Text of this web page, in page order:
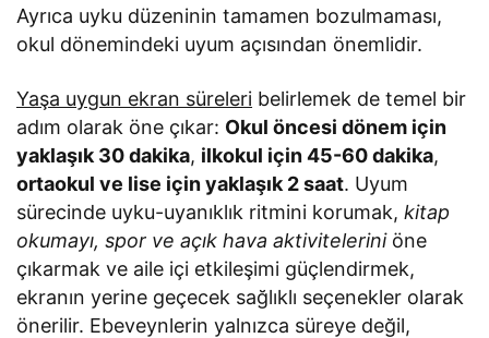
Ayrıca uyku düzeninin tamamen bozulmaması,
okul dönemindeki uyum açısından önemlidir.
Yaşa uygun ekran süreleri belirlemek de temel bir
adım olarak öne çıkar: Okul öncesi dönem için
yaklaşık 30 dakika, ilkokul için 45-60 dakika,
ortaokul ve lise için yaklaşık 2 saat. Uyum
sürecinde uyku-uyanıklık ritmini korumak,kitap
okumayı, spor ve açık hava aktiviteleriniöne
çıkarmak ve aile içi etkileşimi güçlendirmek,
ekranın yerine geçecek sağlıklı seçenekler olarak
önerilir. Ebeveynlerin yalnızca süreye değil,